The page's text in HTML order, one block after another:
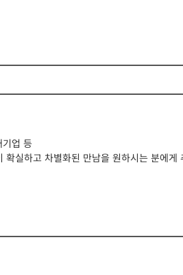
업 등
확실하고 차별화된 만남을 원하시는 분에게